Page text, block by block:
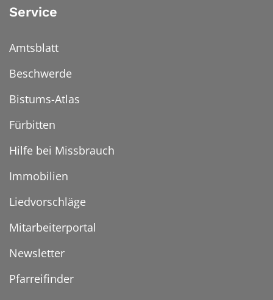
Service
Amtsblatt
Beschwerde
Bistums-Atlas
Fürbitten
Hilfe bei Missbrauch
Immobilien
Liedvorschläge
Mitarbeiterportal
Newsletter
Pfarreifinder